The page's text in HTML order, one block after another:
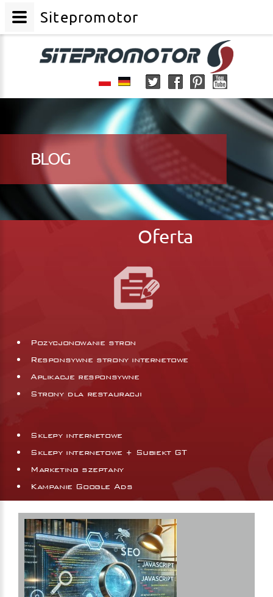
BLOG
Oferta
Pozycjonowanie stron
Responsywne strony internetowe
Aplikacje responsywne
Strony dla restauracji
Sklepy internetowe
Sklepy internetowe + Subiekt GT
Marketing szeptany
Kampanie Google Ads
Sitepromotor